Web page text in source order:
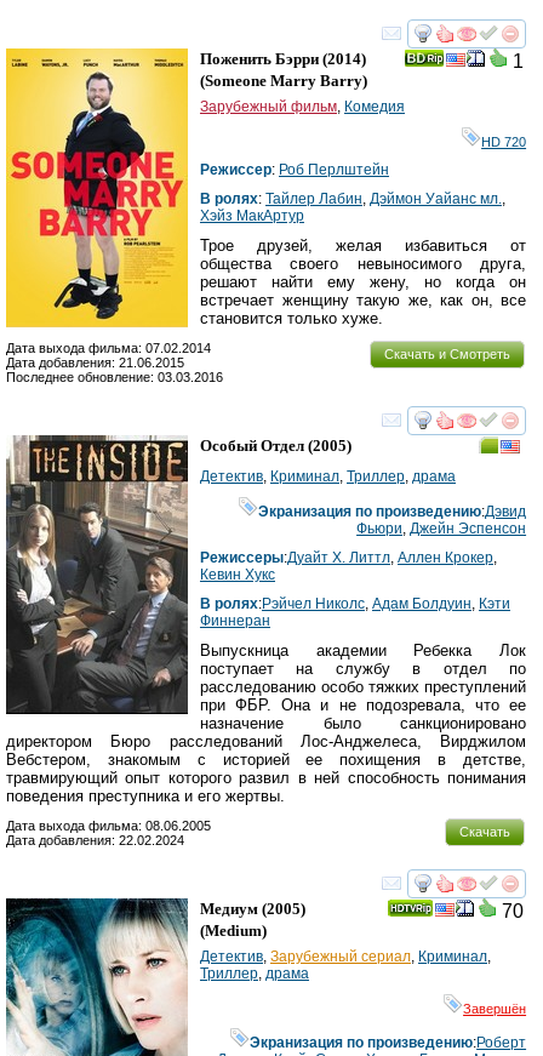
смотреть
1
Поженить Бэрри (2014)
(Someone Marry Barry)
Зарубежный фильм, Комедия
HD 720
Режиссер: Роб Перлштейн
В ролях: Тайлер Лабин, Дэймон Уайанс мл.,
Хэйз МакАртур
Трое друзей, желая избавиться от
общества своего невыносимого друга,
решают найти ему жену, но когда он
встречает женщину такую же, как он, все
становится только хуже.
Скачать и Смотреть
Дата выхода фильма: 07.02.2014
Дата добавления: 21.06.2015
Последнее обновление: 03.03.2016
смотреть
Особый Отдел (2005)
Детектив, Криминал, Триллер, драма
Экранизация по произведению:Дэвид
Фьюри,Джейн Эспенсон
Режиссеры:Дуайт Х. Литтл, Аллен Крокер,
Кевин Хукс
В ролях:Рэйчел Николс, Адам Болдуин, Кэти
Финнеран
Выпускница академии Ребекка Лок
поступает на службу в отдел по
расследованию особо тяжких преступлений
при ФБР. Она и не подозревала, что ее
назначение было санкционировано
директором Бюро расследований Лос-Анджелеса, Вирджилом
Вебстером, знакомым с историей ее похищения в детстве,
травмирующий опыт которого развил в ней способность понимания
поведения преступника и его жертвы.
Скачать
Дата выхода фильма: 08.06.2005
Дата добавления: 22.02.2024
смотреть
70
Медиум (2005)
(Medium)
Детектив Зарубежный сериал Криминал
Триллер драма
Завершён
Экранизация по произведению:Роберт